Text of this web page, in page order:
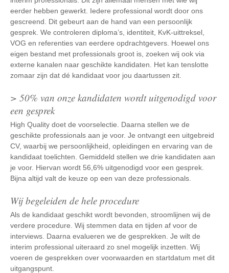
eerder hebben gewerkt. Iedere professional wordt door ons
gescreend. Dit gebeurt aan de hand van een persoonlijk
gesprek. We controleren diploma’s, identiteit, KvK-uittreksel,
VOG en referenties van eerdere opdrachtgevers. Hoewel ons
eigen bestand met professionals groot is, zoeken wij ook via
externe kanalen naar geschikte kandidaten. Het kan tenslotte
zomaar zijn dat dé kandidaat voor jou daartussen zit.
> 50% van onze kandidaten wordt uitgenodigd voor
een gesprek
High Quality doet de voorselectie. Daarna stellen we de
geschikte professionals aan je voor. Je ontvangt een uitgebreid
CV, waarbij we persoonlijkheid, opleidingen en ervaring van de
kandidaat toelichten. Gemiddeld stellen we drie kandidaten aan
je voor. Hiervan wordt 56,6% uitgenodigd voor een gesprek.
Bijna altijd valt de keuze op een van deze professionals.
Wij begeleiden de hele procedure
Als de kandidaat geschikt wordt bevonden, stroomlijnen wij de
verdere procedure. Wij stemmen data en tijden af voor de
interviews. Daarna evalueren we de gesprekken. Je wilt de
interim professional uiteraard zo snel mogelijk inzetten. Wij
voeren de gesprekken over voorwaarden en startdatum met dit
uitgangspunt.